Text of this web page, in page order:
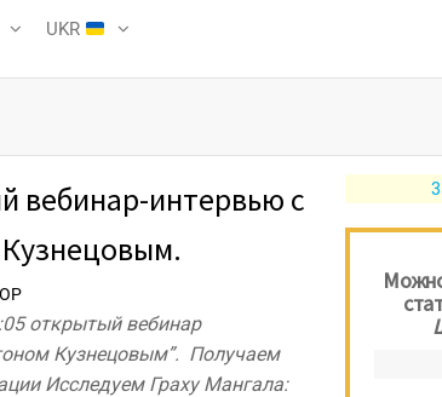
UKR
вебинар-интервью с
открытый вебинар
Кузнецовым”. Получаем
Исследуем Граху Мангала: